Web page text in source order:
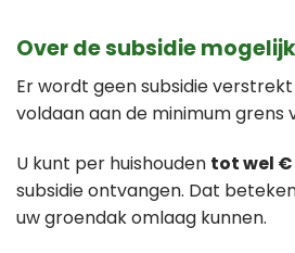
Over de subsidie
Er wordt geen subsidie
voldaan aan de minimum grens
U kunt per huishouden tot wel €
subsidie ontvangen. Dat
uw groendak omlaag kunnen.